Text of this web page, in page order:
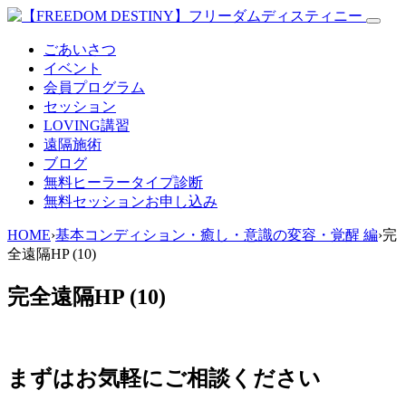
ごあいさつ
イベント
会員プログラム
セッション
LOVING講習
遠隔施術
ブログ
無料ヒーラータイプ診断
無料セッションお申し込み
HOME›基本コンディション・癒し・意識の変容・覚醒 編›完
全遠隔HP (10)
完全遠隔HP (10)
まずはお気軽にご相談ください